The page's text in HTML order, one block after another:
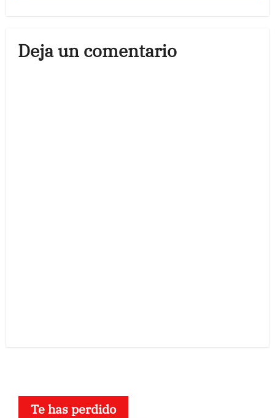
Deja un comentario
Te has perdido